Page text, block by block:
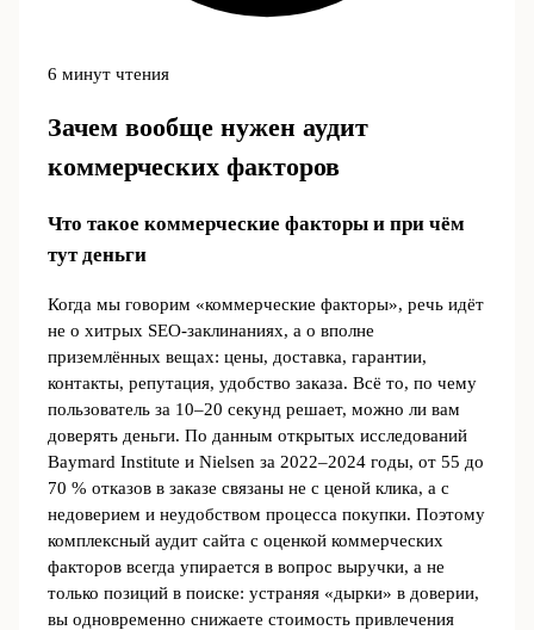
6 минут чтения
Зачем вообще нужен аудит
коммерческих факторов
Что такое коммерческие факторы и при чём
тут деньги
Когда мы говорим «коммерческие факторы», речь идёт
не о хитрых SEO‑заклинаниях, а о вполне
приземлённых вещах: цены, доставка, гарантии,
контакты, репутация, удобство заказа. Всё то, по чему
пользователь за 10–20 секунд решает, можно ли вам
доверять деньги. По данным открытых исследований
Baymard Institute и Nielsen за 2022–2024 годы, от 55 до
70 % отказов в заказе связаны не с ценой клика, а с
недоверием и неудобством процесса покупки. Поэтому
комплексный аудит сайта с оценкой коммерческих
факторов всегда упирается в вопрос выручки, а не
только позиций в поиске: устраняя «дырки» в доверии,
вы одновременно снижаете стоимость привлечения